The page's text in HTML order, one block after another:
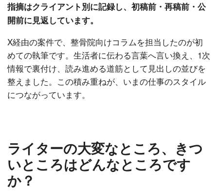
指摘はクライアント別に記録し、初稿前・再稿前・公
開前に見返しています。
X経由の案件で、整骨院向けコラムを担当したのが初
めての執筆です。生活者に伝わる言葉へ言い換え、1次
情報で裏付け、読み進める道筋として見出しの並びを
整えました。この積み重ねが、いまの仕事のスタイル
につながっています。
ライターの大変なところ、きつ
いところはどんなところです
か？